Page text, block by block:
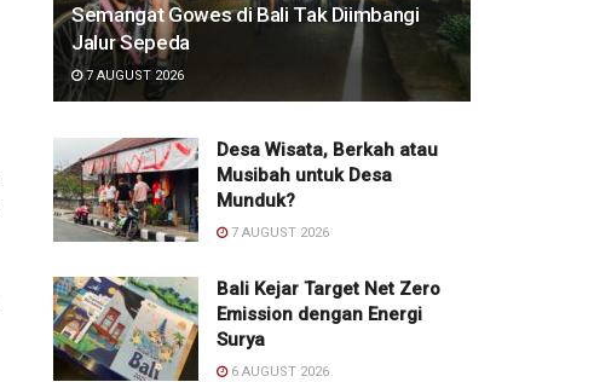
Semangat Gowes di Bali Tak Diimbangi
Jalur Sepeda
7 AUGUST 2026
Desa Wisata, Berkah atau
Musibah untuk Desa
Munduk?
7 AUGUST 2026
Bali Kejar Target Net Zero
Emission dengan Energi
Surya
6 AUGUST 2026